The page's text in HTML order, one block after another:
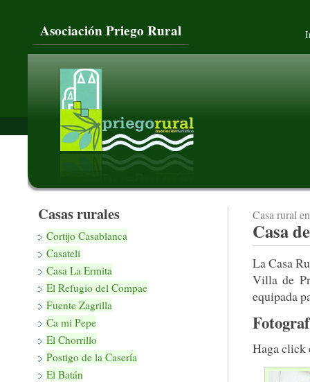
Asociación Priego Rural
Casas rurales
Cortijo Casablanca
Casateli
Casa La Ermita
El Refugio del Compae
Fuente Zagrilla
Ca mi Pepe
El Chorrillo
Postigo de la Casería
El Batán
Casa rural
Casa
La Casa
Villa de
equipada
Haga click